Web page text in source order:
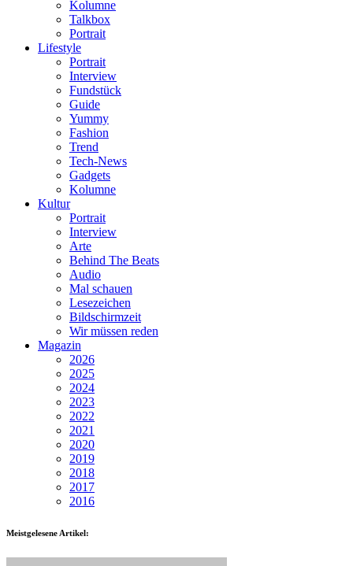
Kolumne
Talkbox
Portrait
Lifestyle
Portrait
Interview
Fundstück
Guide
Yummy
Fashion
Trend
Tech-News
Gadgets
Kolumne
Kultur
Portrait
Interview
Arte
Behind The Beats
Audio
Mal schauen
Lesezeichen
Bildschirmzeit
Wir müssen reden
Magazin
2026
2025
2024
2023
2022
2021
2020
2019
2018
2017
2016
Meistgelesene Artikel: